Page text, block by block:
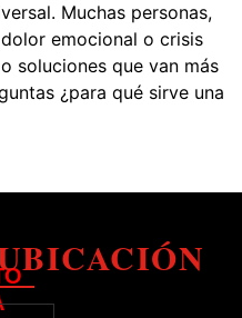
Muchas personas,
emocional o crisis
soluciones que van más
¿para qué sirve una